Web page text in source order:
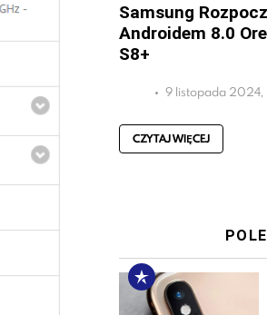
Samsung
Androidem 8.0
S8+
9 listopada 2024,
CZYTAJ WIĘCEJ